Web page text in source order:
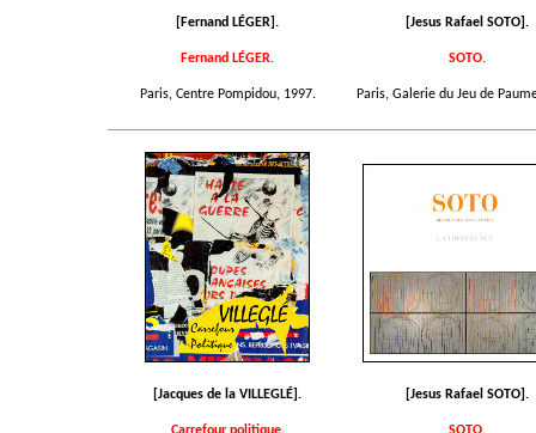
[Fernand LÉGER].
Fernand LÉGER.
Paris, Centre Pompidou, 1997.
[Jesus Rafael SOTO].
SOTO.
Paris, Galerie du Jeu de
[Jacques de la VILLEGLÉ]. [Jesus Rafael SOTO].